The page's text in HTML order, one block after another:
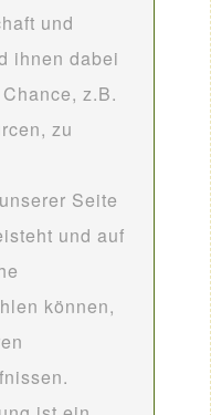
und
ihnen dabei
z.B.
zu
Seite
und auf
können,